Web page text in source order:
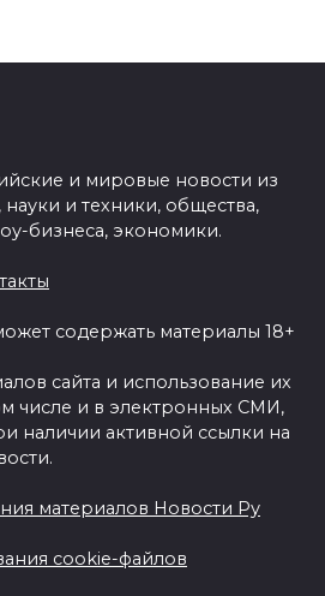
и мировые новости из
науки и техники, общества,
бизнеса, экономики.
содержать материалы 18+
сайта и использование их
числе и в электронных СМИ,
наличии активной ссылки на
материалов Новости Ру
cookie-файлов